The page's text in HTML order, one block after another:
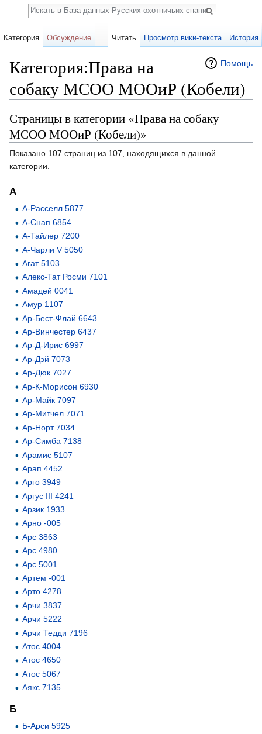
Помощь
Категория:Права на
собаку МСОО МООиР (Кобели)
Страницы в категории «Права на собаку
МСОО МООиР (Кобели)»
Показано 107 страниц из 107, находящихся в данной
категории.
А
А-Расселл 5877
А-Снап 6854
А-Тайлер 7200
А-Чарли V 5050
Агат 5103
Алекс-Тат Росми 7101
Амадей 0041
Амур 1107
Ар-Бест-Флай 6643
Ар-Винчестер 6437
Ар-Д-Ирис 6997
Ар-Дэй 7073
Ар-Дюк 7027
Ар-К-Морисон 6930
Ар-Майк 7097
Ар-Митчел 7071
Ар-Норт 7034
Ар-Симба 7138
Арамис 5107
Арап 4452
Арго 3949
Аргус III 4241
Арзик 1933
Арно -005
Арс 3863
Арс 4980
Арс 5001
Артем -001
Арто 4278
Арчи 3837
Арчи 5222
Арчи Тедди 7196
Атос 4004
Атос 4650
Атос 5067
Аякс 7135
Б
Б-Арси 5925
Категория Обсуждение Читать Просмотр вики-текста История
Поиск